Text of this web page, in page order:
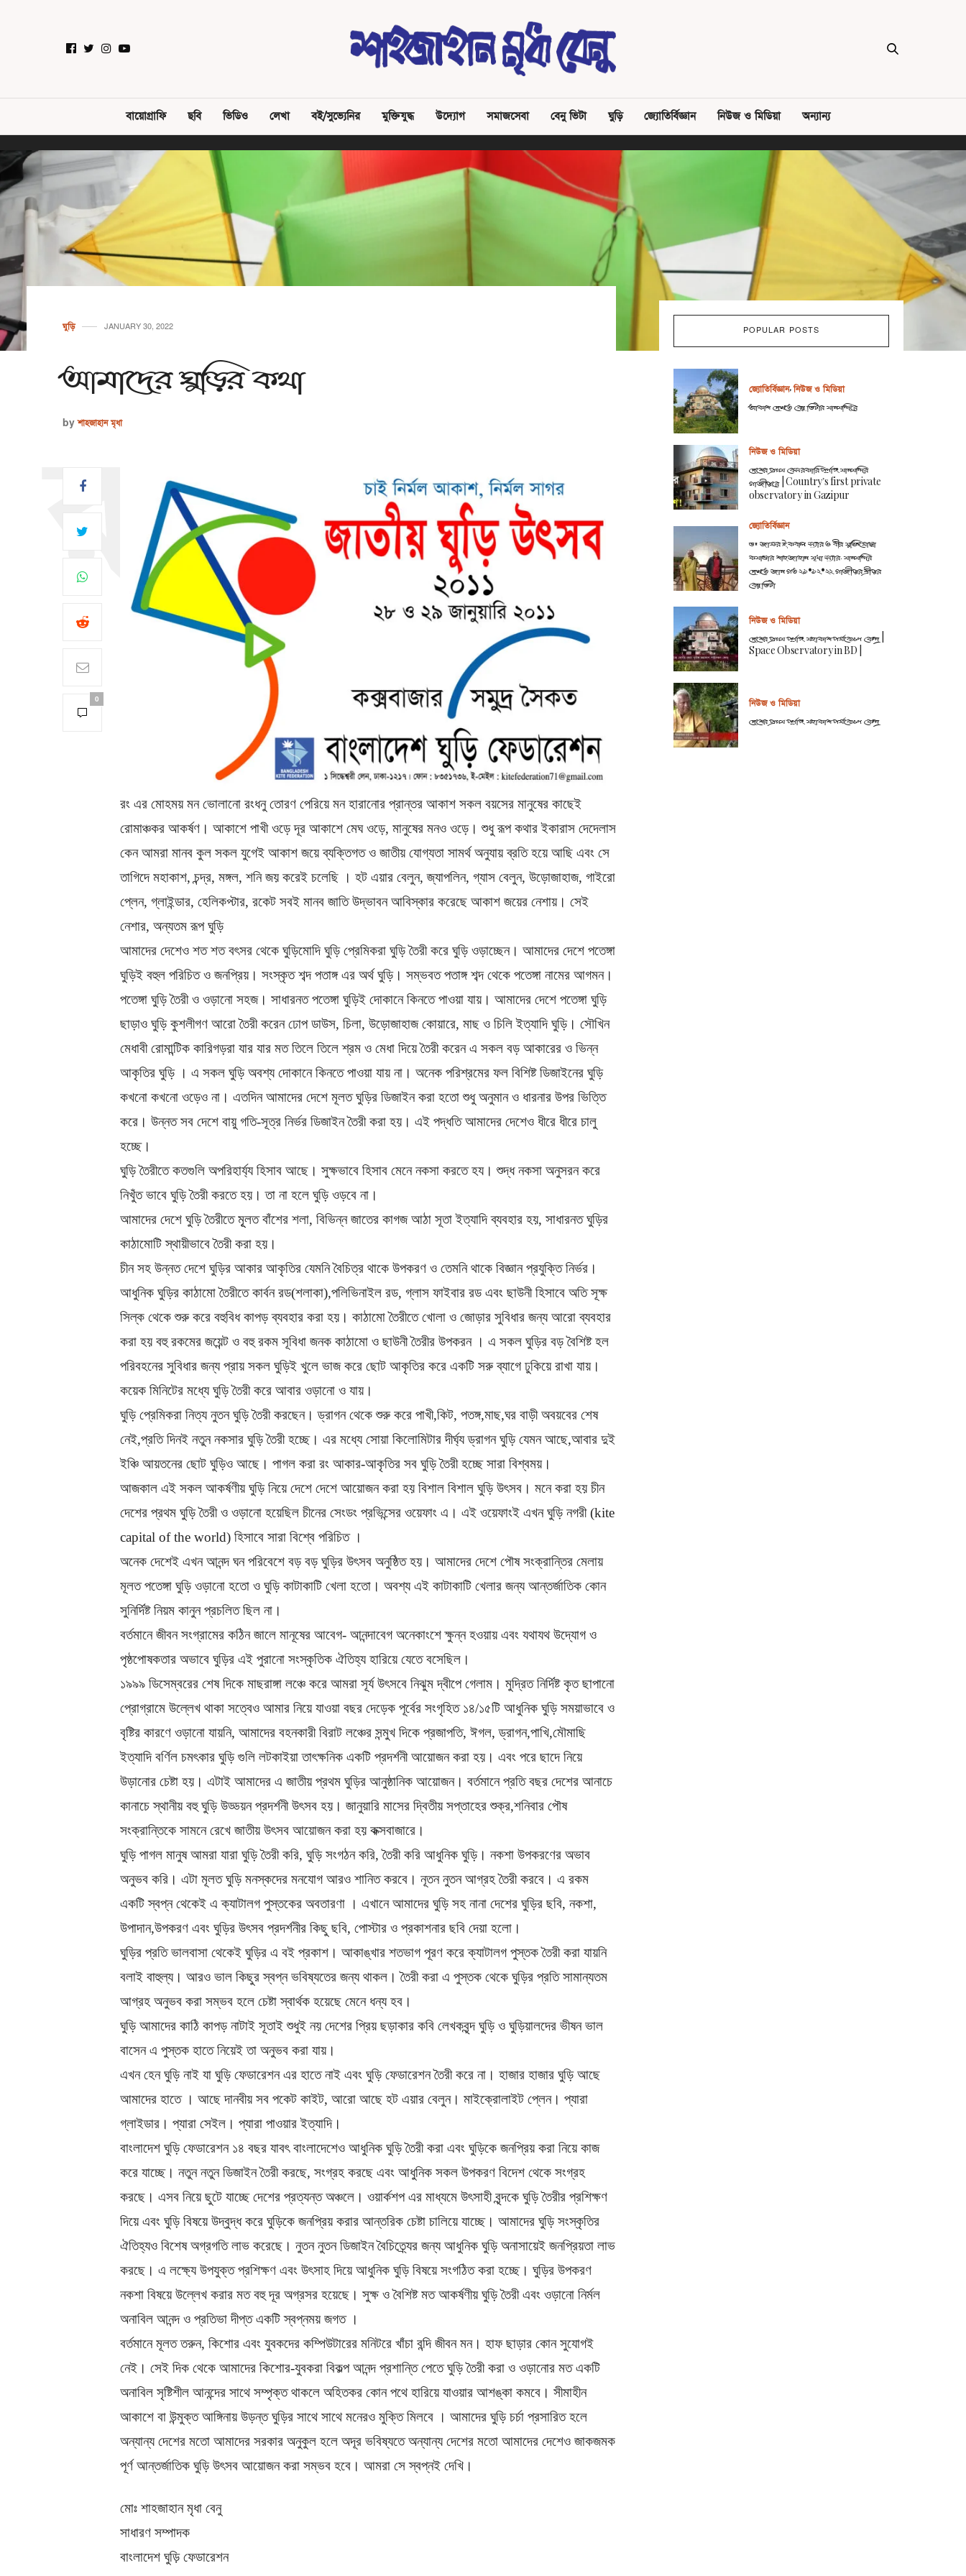
বায়োগ্রাফি ছবি ভিডিও লেখা বই/সুভ্যেনির মুক্তিযুদ্ধ উদ্যোগ সমাজসেবা বেনু ভিটা ঘুড়ি জ্যোতির্বিজ্ঞান নিউজ ও মিডিয়া অন্যান্য
ঘুড়ি JANUARY 30, 2022
আমাদের ঘুড়ির কথা
by শাহজাহান মৃধা
0
রং এর মোহময় মন ভোলানো রংধনু তোরণ পেরিয়ে মন হারানোর প্রান্তর আকাশ সকল বয়সের মানুষের কাছেই
রোমাঞ্চকর আকর্ষণ। আকাশে পাখী ওড়ে দূর আকাশে মেঘ ওড়ে, মানুষের মনও ওড়ে। শুধু রূপ কথার ইকারাস দেদেলাস
কেন আমরা মানব কুল সকল যুগেই আকাশ জয়ে ব্যক্তিগত ও জাতীয় যোগ্যতা সামর্থ অনুযায় ব্রতি হয়ে আছি এবং সে
তাগিদে মহাকাশ, চন্দ্র, মঙ্গল, শনি জয় করেই চলেছি । হট এয়ার বেলুন, জ্যাপলিন, গ্যাস বেলুন, উড়োজাহাজ, গাইরো
প্লেন, গ্লাইন্ডার, হেলিকপ্টার, রকেট সবই মানব জাতি উদ্ভাবন আবিস্কার করেছে আকাশ জয়ের নেশায়। সেই
নেশার, অন্যতম রূপ ঘুড়ি
আমাদের দেশেও শত শত বৎসর থেকে ঘুড়িমোদি ঘুড়ি প্রেমিকরা ঘুড়ি তৈরী করে ঘুড়ি ওড়াচ্ছেন। আমাদের দেশে পতেঙ্গা
ঘুড়িই বহুল পরিচিত ও জনপ্রিয়। সংস্কৃত শব্দ পতাঙ্গ এর অর্থ ঘুড়ি। সম্ভবত পতাঙ্গ শব্দ থেকে পতেঙ্গা নামের আগমন।
পতেঙ্গা ঘুড়ি তৈরী ও ওড়ানো সহজ। সাধারনত পতেঙ্গা ঘুড়িই দোকানে কিনতে পাওয়া যায়। আমাদের দেশে পতেঙ্গা ঘুড়ি
ছাড়াও ঘুড়ি কুশলীগণ আরো তৈরী করেন ঢোপ ডাউস, চিলা, উড়োজাহাজ কোয়ারে, মাছ ও চিলি ইত্যাদি ঘুড়ি। সৌখিন
মেধাবী রোমান্টিক কারিগড়রা যার যার মত তিলে তিলে শ্রম ও মেধা দিয়ে তৈরী করেন এ সকল বড় আকারের ও ভিন্ন
আকৃতির ঘুড়ি । এ সকল ঘুড়ি অবশ্য দোকানে কিনতে পাওয়া যায় না। অনেক পরিশ্রমের ফল বিশিষ্ট ডিজাইনের ঘুড়ি
কখনো কখনো ওড়েও না। এতদিন আমাদের দেশে মূলত ঘুড়ির ডিজাইন করা হতো শুধু অনুমান ও ধারনার উপর ভিত্তি
করে। উন্নত সব দেশে বায়ু গতি-সূত্র নির্ভর ডিজাইন তৈরী করা হয়। এই পদ্ধতি আমাদের দেশেও ধীরে ধীরে চালু
হচ্ছে।
ঘুড়ি তৈরীতে কতগুলি অপরিহার্য্য হিসাব আছে। সুক্ষভাবে হিসাব মেনে নকসা করতে হয। শুদ্ধ নকসা অনুসরন করে
নিখুঁত ভাবে ঘুড়ি তৈরী করতে হয়। তা না হলে ঘুড়ি ওড়বে না।
আমাদের দেশে ঘুড়ি তৈরীতে মূূলত বাঁশের শলা, বিভিন্ন জাতের কাগজ আঠা সূতা ইত্যাদি ব্যবহার হয়, সাধারনত ঘুড়ির
কাঠামোটি স্থায়ীভাবে তৈরী করা হয়।
চীন সহ উন্নত দেশে ঘুড়ির আকার আকৃতির যেমনি বৈচিত্র থাকে উপকরণ ও তেমনি থাকে বিজ্ঞান প্রযুক্তি নির্ভর।
আধুনিক ঘুড়ির কাঠামো তৈরীতে কার্বন রড(শলাকা),পলিভিনাইল রড, গ্লাস ফাইবার রড এবং ছাউনী হিসাবে অতি সূক্ষ
সিল্ক থেকে শুরু করে বহুবিধ কাপড় ব্যবহার করা হয়। কাঠামো তৈরীতে খোলা ও জোড়ার সুবিধার জন্য আরো ব্যবহার
করা হয় বহু রকমের জয়েন্ট ও বহু রকম সূবিধা জনক কাঠামো ও ছাউনী তৈরীর উপকরন । এ সকল ঘুড়ির বড় বৈশিষ্ট হল
পরিবহনের সুবিধার জন্য প্রায় সকল ঘুড়িই খুলে ভাজ করে ছোট আকৃতির করে একটি সরু ব্যাগে ঢুকিয়ে রাখা যায়।
কয়েক মিনিটের মধ্যে ঘুড়ি তৈরী করে আবার ওড়ানো ও যায়।
ঘুড়ি প্রেমিকরা নিত্য নুতন ঘুড়ি তৈরী করছেন। ড্রাগন থেকে শুরু করে পাখী,কিট, পতঙ্গ,মাছ,ঘর বাড়ী অবয়বের শেষ
নেই,প্রতি দিনই নতুন নকসার ঘুড়ি তৈরী হচ্ছে। এর মধ্যে সোয়া কিলোমিটার দীর্ঘ্য ড্রাগন ঘুড়ি যেমন আছে,আবার দুই
ইঞ্চি আয়তনের ছোট ঘুড়িও আছে। পাগল করা রং আকার-আকৃতির সব ঘুড়ি তৈরী হচ্ছে সারা বিশ্বময়।
আজকাল এই সকল আকর্ষণীয় ঘুড়ি নিয়ে দেশে দেশে আয়োজন করা হয় বিশাল বিশাল ঘুড়ি উৎসব। মনে করা হয় চীন
দেশের প্রথম ঘুড়ি তৈরী ও ওড়ানো হয়েছিল চীনের সেংডং প্রভিন্সের ওয়েফাং এ। এই ওয়েফাংই এখন ঘুড়ি নগরী (kite
capital of the world) হিসাবে সারা বিশ্বে পরিচিত ।
অনেক দেশেই এখন আনন্দ ঘন পরিবেশে বড় বড় ঘুড়ির উৎসব অনুষ্ঠিত হয়। আমাদের দেশে পৌষ সংক্রান্তির মেলায়
মূলত পতেঙ্গা ঘুড়ি ওড়ানো হতো ও ঘুড়ি কাটাকাটি খেলা হতো। অবশ্য এই কাটাকাটি খেলার জন্য আন্তর্জাতিক কোন
সুনির্দিষ্ট নিয়ম কানুন প্রচলিত ছিল না।
বর্তমানে জীবন সংগ্রামের কঠিন জালে মানূষের আবেগ- আনন্দাবেগ অনেকাংশে ক্ষুন্ন হওয়ায় এবং যথাযথ উদ্যোগ ও
পৃষ্ঠপোষকতার অভাবে ঘুড়ির এই পুরানো সংস্কৃতিক ঐতিহ্য হারিয়ে যেতে বসেছিল।
১৯৯৯ ডিসেম্বরের শেষ দিকে মাছরাঙ্গা লঞ্চে করে আমরা সূর্য উৎসবে নিঝুম দ্বীপে গেলাম। মুদ্রিত নির্দিষ্ট কৃত ছাপানো
প্রোগ্রামে উল্লেখ থাকা সত্বেও আমার নিয়ে যাওয়া বছর দেড়েক পূর্বের সংগৃহিত ১৪/১৫টি আধুনিক ঘুড়ি সময়াভাবে ও
বৃষ্টির কারণে ওড়ানো যায়নি, আমাদের বহনকারী বিরাট লঞ্চের সন্মুখ দিকে প্রজাপতি, ঈগল, ড্রাগন,পাখি,মৌমাছি
ইত্যাদি বর্ণিল চমৎকার ঘুড়ি গুলি লটকাইয়া তাৎক্ষনিক একটি প্রদর্শনী আয়োজন করা হয়। এবং পরে ছাদে নিয়ে
উড়ানোর চেষ্টা হয়। এটাই আমাদের এ জাতীয় প্রথম ঘুড়ির আনুষ্ঠানিক আয়োজন। বর্তমানে প্রতি বছর দেশের আনাচে
কানাচে স্থানীয় বহু ঘুড়ি উড্ডয়ন প্রদর্শনী উৎসব হয়। জানুয়ারি মাসের দ্বিতীয় সপ্তাহের শুক্র,শনিবার পৌষ
সংক্রান্তিকে সামনে রেখে জাতীয় উৎসব আয়োজন করা হয় কক্সবাজারে।
ঘুড়ি পাগল মানুষ আমরা যারা ঘুড়ি তৈরী করি, ঘুড়ি সংগঠন করি, তৈরী করি আধুনিক ঘুড়ি। নকশা উপকরণের অভাব
অনুভব করি। এটা মূলত ঘুড়ি মনস্কদের মনযোগ আরও শানিত করবে। নূতন নুতন আগ্রহ তৈরী করবে। এ রকম
একটি স্বপ্ন থেকেই এ ক্যাটালগ পুস্তকের অবতারণা । এখানে আমাদের ঘুড়ি সহ নানা দেশের ঘুড়ির ছবি, নকশা,
উপাদান,উপকরণ এবং ঘুড়ির উৎসব প্রদর্শনীর কিছু ছবি, পোস্টার ও প্রকাশনার ছবি দেয়া হলো।
ঘুড়ির প্রতি ভালবাসা থেকেই ঘুড়ির এ বই প্রকাশ। আকাঙ্খার শতভাগ পূরণ করে ক্যাটালগ পুস্তক তৈরী করা যায়নি
বলাই বাহুল্য। আরও ভাল কিছুর স্বপ্ন ভবিষ্যতের জন্য থাকল। তৈরী করা এ পুস্তক থেকে ঘুড়ির প্রতি সামান্যতম
আগ্রহ অনুভব করা সম্ভব হলে চেষ্টা স্বার্থক হয়েছে মেনে ধন্য হব।
ঘুড়ি আমাদের কাঠি কাপড় নাটাই সূতাই শুধুই নয় দেশের প্রিয় ছড়াকার কবি লেখকবৃন্দ ঘুড়ি ও ঘুড়িয়ালদের ভীষন ভাল
বাসেন এ পুস্তক হাতে নিয়েই তা অনুভব করা যায়।
এখন হেন ঘুড়ি নাই যা ঘুড়ি ফেডারেশন এর হাতে নাই এবং ঘুড়ি ফেডারেশন তৈরী করে না। হাজার হাজার ঘুড়ি আছে
আমাদের হাতে । আছে দানবীয় সব পকেট কাইট, আরো আছে হট এয়ার বেলুন। মাইক্রোলাইট প্লেন। প্যারা
গ্লাইডার। প্যারা সেইল। প্যারা পাওয়ার ইত্যাদি।
বাংলাদেশ ঘুড়ি ফেডারেশন ১৪ বছর যাবৎ বাংলাদেশেও আধুনিক ঘুড়ি তৈরী করা এবং ঘুড়িকে জনপ্রিয় করা নিয়ে কাজ
করে যাচ্ছে। নতুন নতুন ডিজাইন তৈরী করছে, সংগ্রহ করছে এবং আধুনিক সকল উপকরণ বিদেশ থেকে সংগ্রহ
করছে। এসব নিয়ে ছুটে যাচ্ছে দেশের প্রত্যন্ত অঞ্চলে। ওয়ার্কশপ এর মাধ্যমে উৎসাহী বৃন্দকে ঘুড়ি তৈরীর প্রশিক্ষণ
দিয়ে এবং ঘুড়ি বিষয়ে উদ্বুদ্ধ করে ঘুড়িকে জনপ্রিয় করার আন্তরিক চেষ্টা চালিয়ে যাচ্ছে। আমাদের ঘুড়ি সংস্কৃতির
ঐতিহ্যও বিশেষ অগ্রগতি লাভ করেছে। নুতন নুতন ডিজাইন বৈচিত্র্যের জন্য আধুনিক ঘুড়ি অনাসায়েই জনপ্রিয়তা লাভ
করছে। এ লক্ষ্যে উপযুক্ত প্রশিক্ষণ এবং উৎসাহ দিয়ে আধুনিক ঘুড়ি বিষয়ে সংগঠিত করা হচ্ছে। ঘুড়ির উপকরণ
নকশা বিষয়ে উল্লেখ করার মত বহু দূর অগ্রসর হয়েছে। সুক্ষ ও বৈশিষ্ট মত আকর্ষণীয় ঘুড়ি তৈরী এবং ওড়ানো নির্মল
অনাবিল আনন্দ ও প্রতিভা দীপ্ত একটি স্বপ্নময় জগত ।
বর্তমানে মূলত তরুন, কিশোর এবং যুবকদের কম্পিউটারের মনিটরে খাঁচা বন্দি জীবন মন। হাফ ছাড়ার কোন সুযোগই
নেই। সেই দিক থেকে আমাদের কিশোর-যুবকরা বিকল্প আনন্দ প্রশান্তি পেতে ঘুড়ি তৈরী করা ও ওড়ানোর মত একটি
অনাবিল সৃষ্টিশীল আনন্দের সাথে সম্পৃক্ত থাকলে অহিতকর কোন পথে হারিয়ে যাওয়ার আশঙ্কা কমবে। সীমাহীন
আকাশে বা উন্মুক্ত আঙ্গিনায় উড়ন্ত ঘুড়ির সাথে সাথে মনেরও মুক্তি মিলবে । আমাদের ঘুড়ি চর্চা প্রসারিত হলে
অন্যান্য দেশের মতো আমাদের সরকার অনুকুল হলে অদূর ভবিষ্যতে অন্যান্য দেশের মতো আমাদের দেশেও জাকজমক
পূর্ণ আন্তর্জাতিক ঘুড়ি উৎসব আয়োজন করা সম্ভব হবে। আমরা সে স্বপ্নই দেখি।
মোঃ শাহজাহান মৃধা বেনু
সাধারণ সম্পাদক
বাংলাদেশ ঘুড়ি ফেডারেশন
POPULAR POSTS
জ্যোতির্বিজ্ঞান, নিউজ ও মিডিয়া
আকাশ দেখতে বেনু ভিটার মানমন্দিরে
নিউজ ও মিডিয়া
দেশের প্রথম বেসরকারি পূর্ণাঙ্গ মানমন্দির
গাজীপুরে | Country’s first private
observatory in Gazipur
জ্যোতির্বিজ্ঞান
ডঃ জাফর ইকবাল স‍্যার ও বীর মুক্তিযোদ্ধা
কমান্ডার শাহজাহান মৃধা স‍্যার. মানমন্দির
দেখতে জান গত ২১•১২•২২ গাজীপুর শ্রীপুর
বেনু ভিটা
নিউজ ও মিডিয়া
দেশের প্রথম পূর্ণাঙ্গ মহাকাশ পর্যবেক্ষণ কেন্দ্র |
Space Observatory in BD |
নিউজ ও মিডিয়া
দেশের প্রথম পূর্ণাঙ্গ মহাকাশ পর্যবেক্ষণ কেন্দ্র